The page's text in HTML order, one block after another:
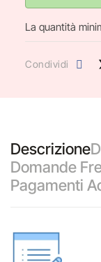
La quantità
Condividi
Descrizione
Domande
Pagamenti